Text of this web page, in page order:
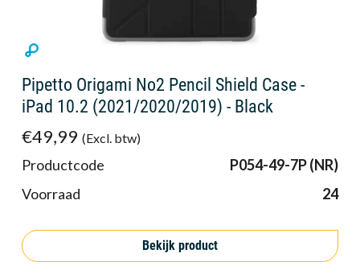
Pipetto Origami No2 Pencil Shield Case -
iPad 10.2 (2021/2020/2019) - Black
€49,99 (Excl. btw)
Productcode
P054-49-7P (NR)
Voorraad
24
Bekijk product